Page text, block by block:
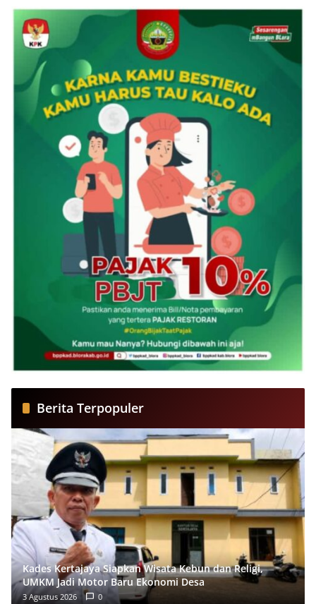
Berita Terpopuler
Kades Kertajaya Siapkan Wisata Kebun dan Religi,
UMKM Jadi Motor Baru Ekonomi Desa
3 Agustus 2026 0